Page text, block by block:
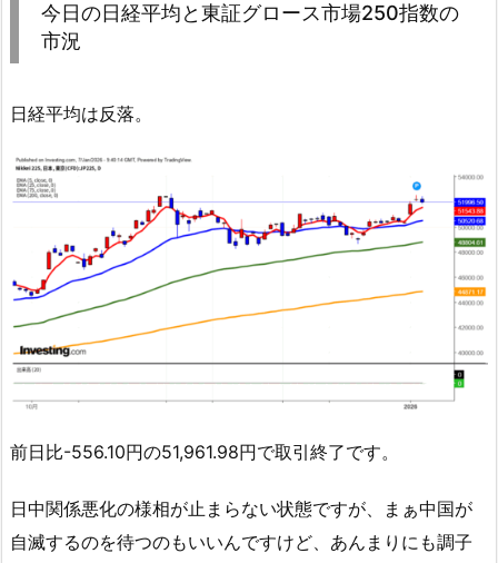
今日の日経平均と東証グロース市場250指数の
市況
日経平均は反落。
前日比-556.10円の51,961.98円で取引終了です。
日中関係悪化の様相が止まらない状態ですが、まぁ中国が
自滅するのを待つのもいいんですけど、あんまりにも調子